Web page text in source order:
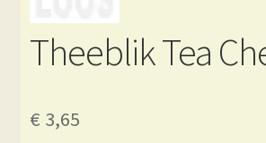
Theeblik Tea
€ 3,65